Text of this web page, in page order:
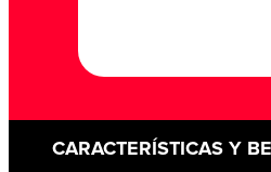
CARACTERÍSTICAS Y